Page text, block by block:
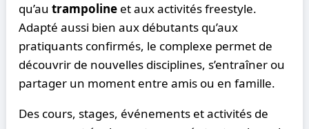
qu’autrampoline et aux activités freestyle.
Adapté aussi bien aux débutants qu’aux
pratiquants confirmés, le complexe permet de
découvrir de nouvelles disciplines, s’entraîner ou
partager un moment entre amis ou en famille.
Des cours, stages, événements et activités de